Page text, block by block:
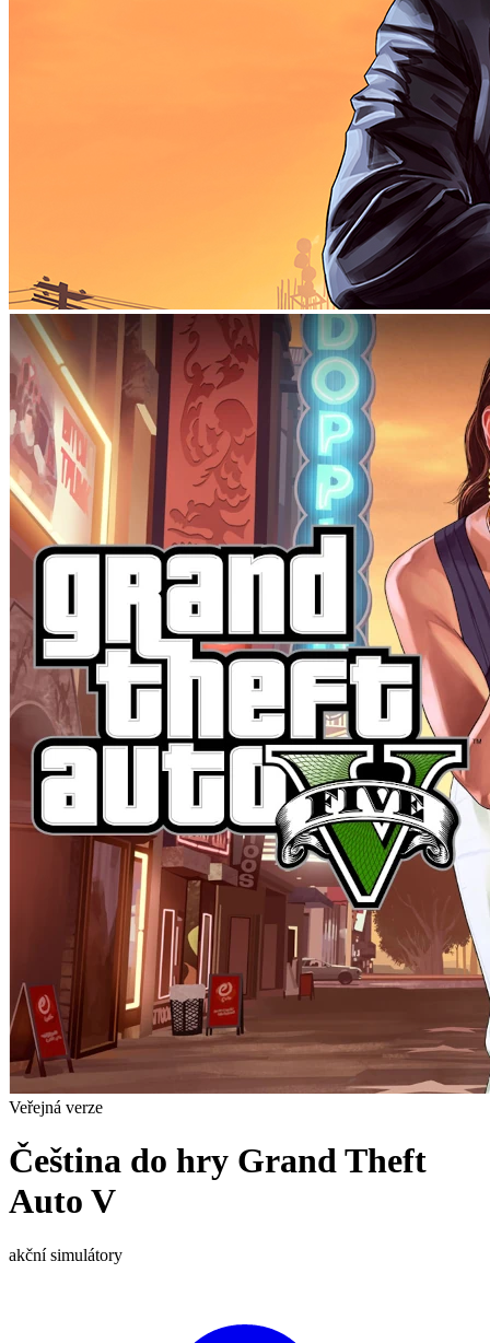
Veřejná verze
Čeština do hry Grand Theft
Auto V
akční simulátory